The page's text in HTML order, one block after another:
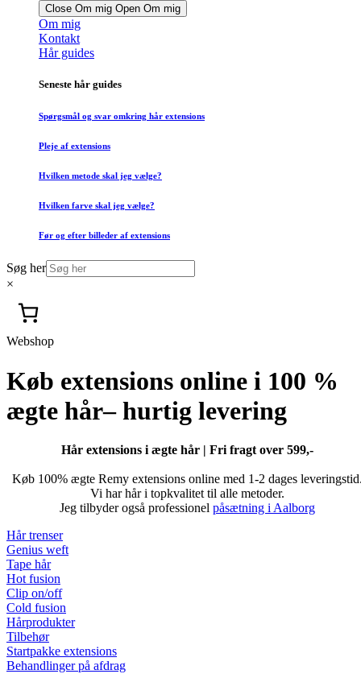
Close Om mig Open Om mig
Om mig
Kontakt
Hår guides
Seneste hår guides
Spørgsmål og svar omkring hår extensions
Pleje af extensions
Hvilken metode skal jeg vælge?
Hvilken farve skal jeg vælge?
Før og efter billeder af extensions
Søg her
×
Webshop
Køb extensions online i 100 %
ægte hår– hurtig levering
Hår extensions i ægte hår | Fri fragt over 599,-
Køb 100% ægte Remy extensions online med 1-2 dages
Vi har hår i topkvalitet til alle metoder.
Jeg tilbyder også professionel påsætning i Aalborg
Hår trenser
Genius weft
Tape hår
Hot fusion
Clip on/off
Cold fusion
Hårprodukter
Tilbehør
Startpakke extensions
Behandlinger på afdrag